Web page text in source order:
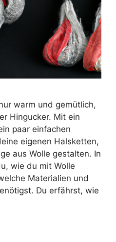
warm und gemütlich,
Hingucker. Mit ein
paar einfachen
eigenen Halsketten,
aus Wolle gestalten. In
wie du mit Wolle
Materialien und
Du erfährst, wie